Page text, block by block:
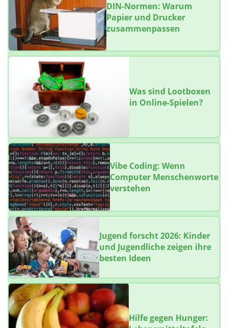
DIN-Normen: Warum
Papier und Drucker
zusammenpassen
Was sind Lootboxen
in Online-Spielen?
Vibe Coding: Wenn
Computer Menschenworte
verstehen
Jugend forscht 2026: Kinder
und Jugendliche zeigen ihre
besten Ideen
Hilfe gegen Hunger: